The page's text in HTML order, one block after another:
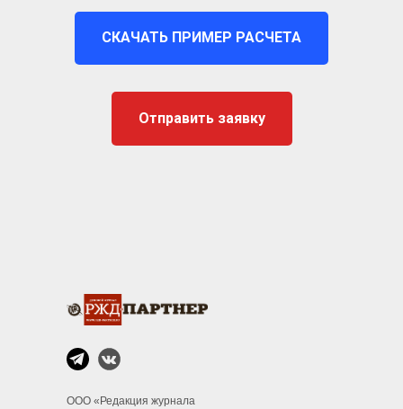
СКАЧАТЬ ПРИМЕР РАСЧЕТА
Отправить заявку
ООО «Редакция журнала